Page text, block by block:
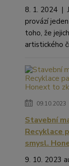
8. 1. 2024 |
provází
toho, že
artistického
09.10.2023
Stavební
Recyklace
smysl.
9. 10. 2023